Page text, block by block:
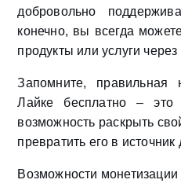
добровольно
конечно, вы всегда
продукты или услуги
Запомните, правильная
Лайке бесплатно –
возможность раскрыть
превратить его в источник
Возможности монетизации